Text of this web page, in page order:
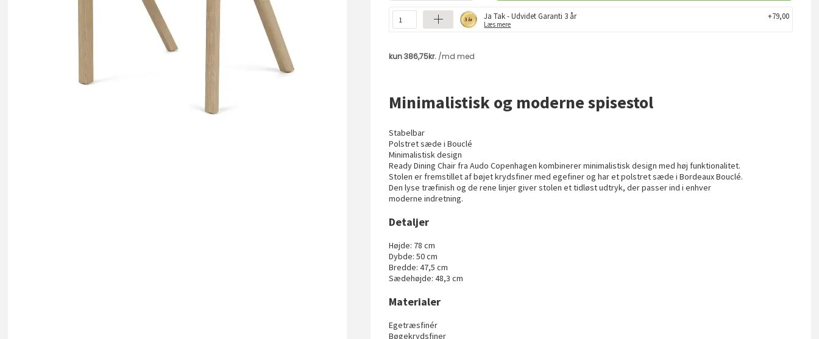
Ja Tak - Udvidet Garanti 3 år
Læs mere
+79,00
Minimalistisk og moderne spisestol
Stabelbar
Polstret sæde i Bouclé
Minimalistisk design
Ready Dining Chair fra Audo Copenhagen kombinerer minimalistisk design med høj funktionalitet.
Stolen er fremstillet af bøjet krydsfiner med egefiner og har et polstret sæde i Bordeaux Bouclé.
Den lyse træfinish og de rene linjer giver stolen et tidløst udtryk, der passer ind i enhver
moderne indretning.
Detaljer
Højde: 78 cm
Dybde: 50 cm
Bredde: 47,5 cm
Sædehøjde: 48,3 cm
Materialer
Egetræsfinér
Bøgekrydsfiner